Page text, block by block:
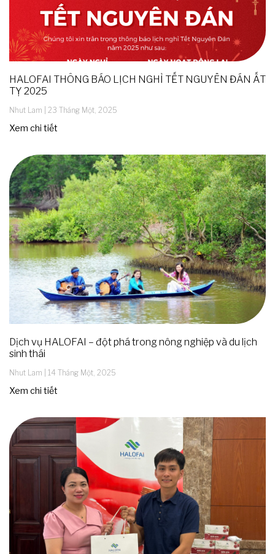
HALOFAI THÔNG BÁO LỊCH NGHỈ TẾT NGUYÊN ĐÁN ẤT
TỴ 2025
Nhut Lam 23 Tháng Một, 2025
Xem chi tiết
Dịch vụ HALOFAI – đột phá trong nông nghiệp và du lịch
sinh thái
Nhut Lam 14 Tháng Một, 2025
Xem chi tiết